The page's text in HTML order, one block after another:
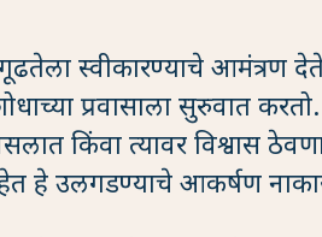
गूढतेला स्वीकारण्याचे आमंत्रण
प्रवासाला सुरुवात करतो.
किंवा त्यावर विश्वास
हे उलगडण्याचे आकर्षण